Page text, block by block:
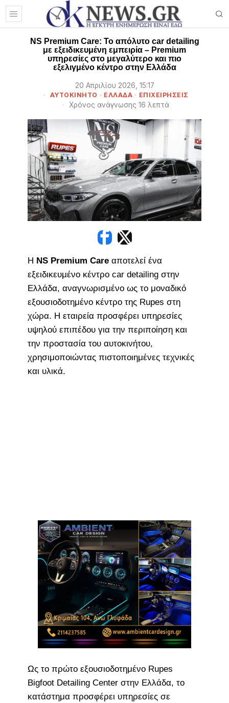
NS Premium Care: Το απόλυτο car detailing
με εξειδικευμένη εμπειρία – Premium
υπηρεσίες στο μεγαλύτερο και πιο
εξελιγμένο κέντρο στην Ελλάδα
20 Απριλίου 2026, 15:17
ΑΥΤΟΚΙΝΗΤΟ · ΕΛΛΑΔΑ · ΕΠΙΧΕΙΡΉΣΕΙΣ
Χρόνος ανάγνωσης 16 λεπτά
Η NS Premium Careαποτελεί ένα
εξειδικευμένο κέντρο car detailing στην
Ελλάδα, αναγνωρισμένο ως το μοναδικό
εξουσιοδοτημένο κέντρο της Rupes στη
χώρα. Η εταιρεία προσφέρει υπηρεσίες
υψηλού επιπέδου για την περιποίηση και
την προστασία του αυτοκινήτου,
χρησιμοποιώντας πιστοποιημένες τεχνικές
και υλικά.
Ως το πρώτο εξουσιοδοτημένο Rupes
Bigfoot Detailing Center στην Ελλάδα, το
κατάστημα προσφέρει υπηρεσίες σε